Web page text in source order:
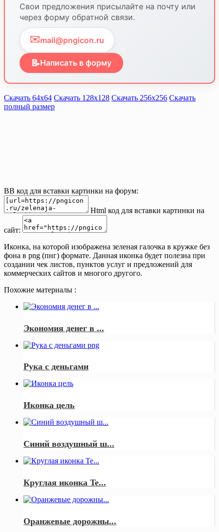
Свои предложения присылайте на почту или
через форму обратной связи.
✉️mail@pngicon.ru
📝Написать в форму
Скачать 64х64 Скачать 128х128 Скачать 256х256 Скачать
полный размер
BB код для вставки картинки на форум:
Html код для вставки картинки на
сайт:
Иконка, на которой изображена зеленая галочка в кружке без
фона в png (пнг) формате. Данная иконка будет полезна при
создании чек листов, пунктов услуг и предложений для
коммерческих сайтов и многого другого.
Похожие материалы :
Экономия денег в ...
Рука с деньгами
Иконка цель
Синий воздушный ш...
Круглая иконка Te...
Оранжевые дорожны...